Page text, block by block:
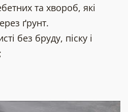
та хвороб, які
ґрунт.
без бруду, піску і